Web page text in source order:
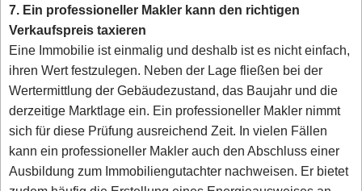
7. Ein professioneller Makler kann den richtigen
Verkaufspreis taxieren
Eine Immobilie ist einmalig und deshalb ist es nicht einfach,
ihren Wert festzulegen. Neben der Lage fließen bei der
Wertermittlung der Gebäudezustand, das Baujahr und die
derzeitige Marktlage ein. Ein professioneller Makler nimmt
sich für diese Prüfung ausreichend Zeit. In vielen Fällen
kann ein professioneller Makler auch den Abschluss einer
Ausbildung zum Immobiliengutachter nachweisen. Er bietet